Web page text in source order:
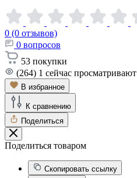
0 (0 отзывов)
0 вопросов
53 покупки
(264) 1 сейчас просматривают
В избранное
К сравнению
Поделиться
Поделиться товаром
Скопировать ссылку